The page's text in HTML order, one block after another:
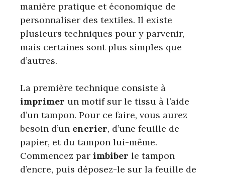
manière pratique et économique de
personnaliser des textiles. Il existe
plusieurs techniques pour y parvenir,
mais certaines sont plus simples que
d’autres.
La première technique consiste à
imprimer un motif sur le tissu à l’aide
d’un tampon. Pour ce faire, vous aurez
besoin d’un encrier, d’une feuille de
papier, et du tampon lui-même.
Commencez par imbiber le tampon
d’encre, puis déposez-le sur la feuille de